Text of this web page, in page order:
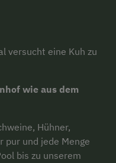
versucht eine Kuh zu
wie aus dem
Hühner,
pur und jede Menge
bis zu unserem